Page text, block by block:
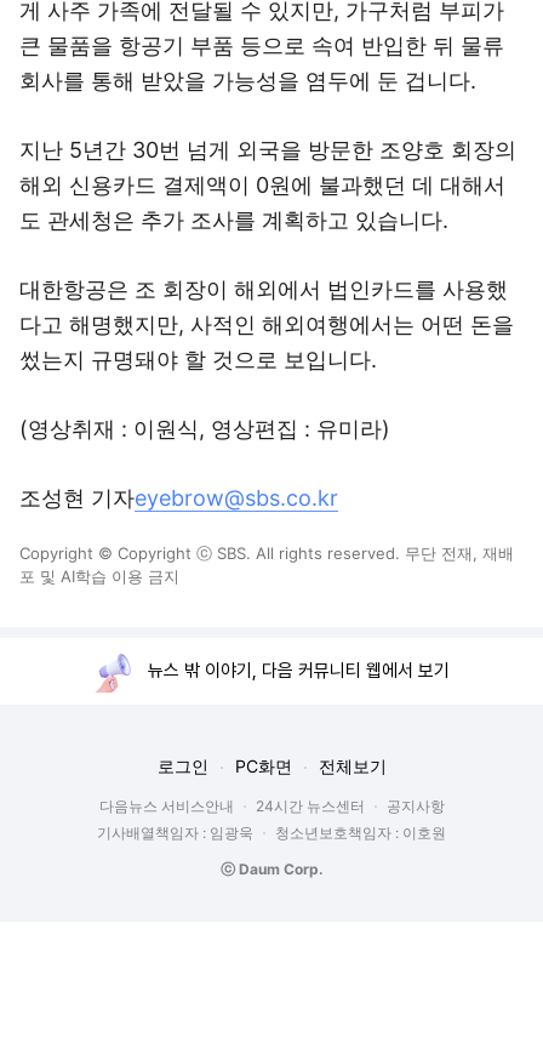
게 사주 가족에 전달될 수 있지만, 가구처럼 부피가
큰 물품을 항공기 부품 등으로 속여 반입한 뒤 물류
회사를 통해 받았을 가능성을 염두에 둔 겁니다.
지난 5년간 30번 넘게 외국을 방문한 조양호 회장의
해외 신용카드 결제액이 0원에 불과했던 데 대해서
도 관세청은 추가 조사를 계획하고 있습니다.
대한항공은 조 회장이 해외에서 법인카드를 사용했
다고 해명했지만, 사적인 해외여행에서는 어떤 돈을
썼는지 규명돼야 할 것으로 보입니다.
(영상취재 : 이원식, 영상편집 : 유미라)
조성현 기자eyebrow@sbs.co.kr
Copyright © Copyright ⓒ SBS. All rights reserved. 무단 전재, 재배
포 및 AI학습 이용 금지
뉴스 밖 이야기, 다음 커뮤니티 웹에서 보기
로그인 PC화면 전체보기
다음뉴스 서비스안내 24시간 뉴스센터
공지사항
기사배열책임자 : 임광욱
청소년보호책임자 : 이호원
ⓒ Daum Corp.